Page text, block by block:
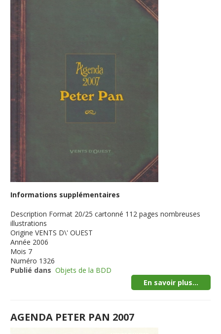
Informations supplémentaires
Description Format 20/25 cartonné 112 pages nombreuses
illustrations
Origine VENTS D\' OUEST
Année 2006
Mois 7
Numéro 1326
Publié dans Objets de la BDD
En savoir plus...
AGENDA PETER PAN 2007